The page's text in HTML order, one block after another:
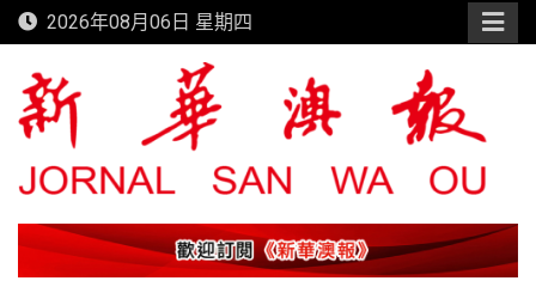
Skip
to
content
2026年08月06日 星期四
新華澳報